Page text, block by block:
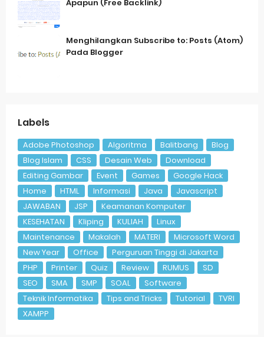
Apapun (Free Backlink)
Menghilangkan Subscribe to: Posts (Atom)
Pada Blogger
Labels
Adobe Photoshop Algoritma Balitbang
Blog
Blog Islam
CSS Desain Web
Download
Editing Gambar
Event Games
Google Hack
Home
HTML Informasi Java
Javascript
JAWABAN
JSP
Keamanan Komputer
KESEHATAN
Kliping KULIAH
Linux
Maintenance
Makalah MATERI
Microsoft Word
New Year
Office
Perguruan Tinggi di Jakarta
PHP
Printer Quiz Review RUMUS
SD
SEO
SMA SMP SOAL
Software
Teknik Informatika
Tips and Tricks Tutorial
TVRI
XAMPP